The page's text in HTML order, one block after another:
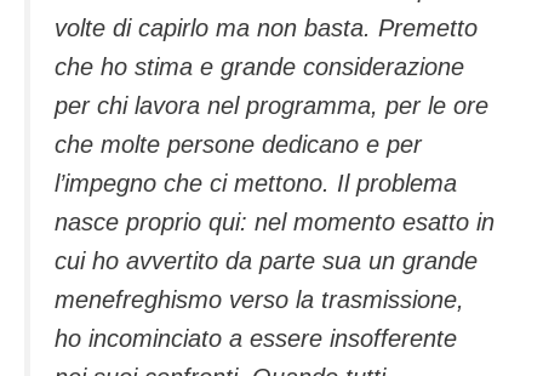
volte di capirlo ma non basta. Premetto
che ho stima e grande considerazione
per chi lavora nel programma, per le ore
che molte persone dedicano e per
l’impegno che ci mettono. Il problema
nasce proprio qui: nel momento esatto in
cui ho avvertito da parte sua un grande
menefreghismo verso la trasmissione,
ho incominciato a essere insofferente